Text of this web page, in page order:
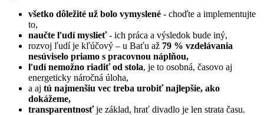
všetko dôležité už bolo vymyslené - choďte a implementujte
to,
naučte ľudí myslieť- ich práca a výsledok bude iný,
rozvoj ľudí je kľúčový – u Baťu až 79 % vzdelávania
nesúviselo priamo s pracovnou náplňou,
ľudí nemožno riadiť od stola, je to osobná, časovo aj
energeticky náročná úloha,
a aj tú najmenšiu vec treba urobiť najlepšie, ako
dokážeme,
transparentnosťje základ, hrať divadlo je len strata času.